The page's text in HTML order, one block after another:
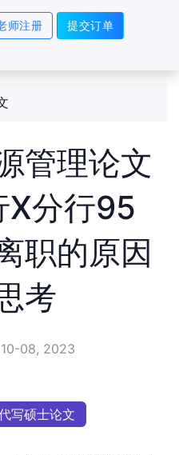
师注册 提交订单
管理论文
X分行95
职的原因
考
10-08, 2023
写硕士论文